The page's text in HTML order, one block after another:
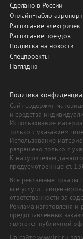
Сделано в России
Онлайн-табло
Расписание электричек
Расписание поездов
Подписка на новости
Спецпроекты
Наглядно
Политика
Сайт содержит
и средства
Использование
только с указанием
Использование
разрешено только с
К нарушителям
предусмотренные ст.
Все рекламные товары
все услуги -
ответственности за
Реклама изготовлена
предоставленных
являются публичной
На сайте www.irk.ru